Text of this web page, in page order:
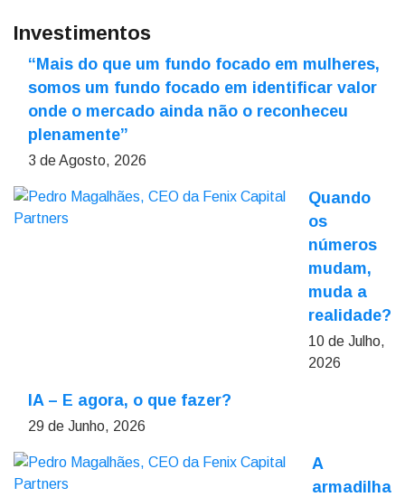
Investimentos
“Mais do que um fundo focado em mulheres,
somos um fundo focado em identificar valor
onde o mercado ainda não o reconheceu
plenamente”
3 de Agosto, 2026
Quando
os
números
mudam,
muda a
realidade?
10 de Julho,
2026
IA – E agora, o que fazer?
29 de Junho, 2026
A
armadilha